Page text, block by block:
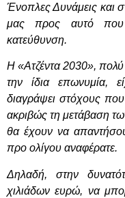
Ένοπλες Δυνάμεις και
μας προς αυτό που
κατεύθυνση.
Η «Ατζέντα 2030», πολύ
την ίδια επωνυμία,
διαγράψει στόχους
ακριβώς τη μετάβαση
θα έχουν να
προ ολίγου αναφέρατε.
Δηλαδή, στην
χιλιάδων ευρώ, να